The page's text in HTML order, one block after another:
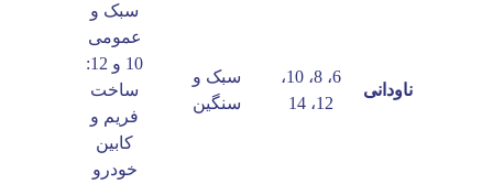
ناودانی
6، 8، 10،
12، 14
سبک و
سنگین
سبک و
عمومی
10 و 12:
ساخت
فریم و
کابین
خودرو